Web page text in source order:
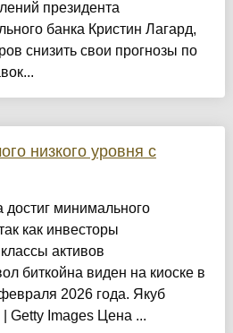
президента
банка Кристин Лагард,
снизить свои прогнозы по
низкого уровня с
достиг минимального
как инвесторы
активов
биткойна виден на киоске в
2026 года. Якуб
Getty Images Цена ...